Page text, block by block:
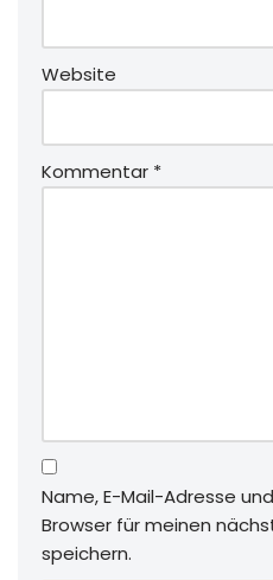
Website
Kommentar *
Name, E-Mail-Adresse
Browser für meinen
speichern.